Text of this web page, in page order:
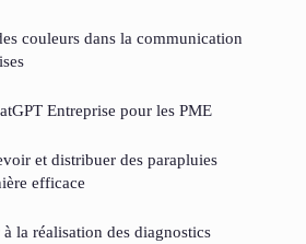
couleurs dans la communication
Entreprise pour les PME
et distribuer des parapluies
efficace
la réalisation des diagnostics